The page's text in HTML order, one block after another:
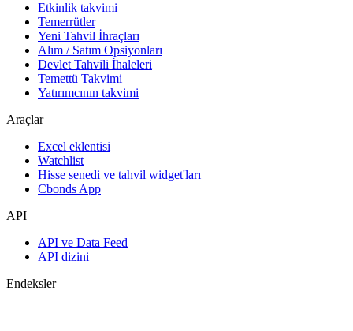
Etkinlik takvimi
Temerrütler
Yeni Tahvil İhraçları
Alım / Satım Opsiyonları
Devlet Tahvili İhaleleri
Temettü Takvimi
Yatırımcının takvimi
Araçlar
Excel eklentisi
Watchlist
Hisse senedi ve tahvil widget'ları
Cbonds App
API
API ve Data Feed
API dizini
Endeksler